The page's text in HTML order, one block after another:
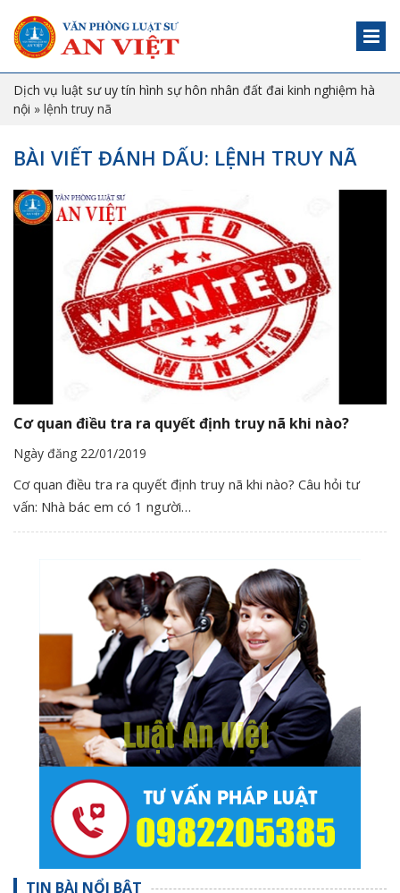
Dịch vụ luật sư uy tín hình sự hôn nhân đất đai kinh nghiệm hà
nội » lệnh truy nã
BÀI VIẾT ĐÁNH DẤU: LỆNH TRUY NÃ
Cơ quan điều tra ra quyết định truy nã khi nào?
Ngày đăng 22/01/2019
Cơ quan điều tra ra quyết định truy nã khi nào? Câu hỏi tư
vấn: Nhà bác em có 1 người…
TIN BÀI NỔI BẬT